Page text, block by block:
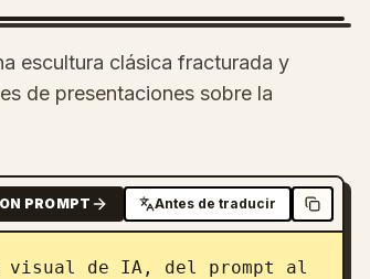
escultura clásica fracturada y
de presentaciones sobre la
PROMPT Antes de traducir
de IA, del prompt al